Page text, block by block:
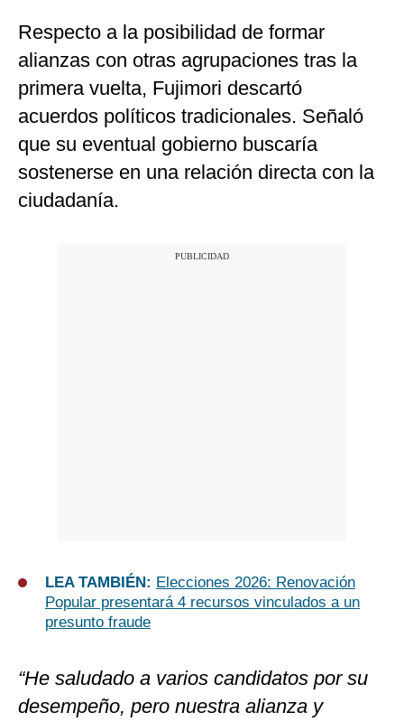
Respecto a la posibilidad de formar
alianzas con otras agrupaciones tras la
primera vuelta, Fujimori descartó
acuerdos políticos tradicionales. Señaló
que su eventual gobierno buscaría
sostenerse en una relación directa con la
ciudadanía.
LEA TAMBIÉN: Elecciones 2026: Renovación
Popular presentará 4 recursos vinculados a un
presunto fraude
“He saludado a varios candidatos por su
desempeño, pero nuestra alianza y